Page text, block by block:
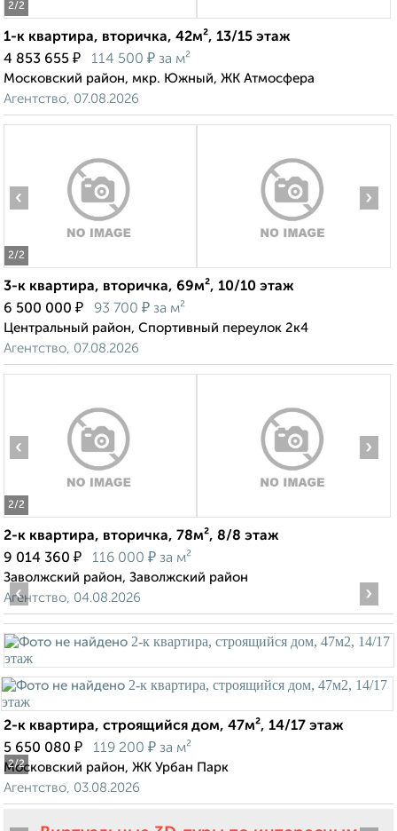
2/2
1-к квартира, вторичка, 42м², 13/15 этаж
4 853 655 ₽ 114 500 ₽ за м²
Московский район, мкр. Южный, ЖК Атмосфера
Агентство, 07.08.2026
2/2
‹ ›
3-к квартира, вторичка, 69м², 10/10 этаж
6 500 000 ₽ 93 700 ₽ за м²
Центральный район, Спортивный переулок 2к4
Агентство, 07.08.2026
2/2
‹ ›
2-к квартира, вторичка, 78м², 8/8 этаж
9 014 360 ₽ 116 000 ₽ за м²
Заволжский район, Заволжский район
Агентство, 04.08.2026
2/2
‹ ›
2-к квартира, строящийся дом, 47м², 14/17 этаж
5 650 080 ₽ 119 200 ₽ за м²
Московский район, ЖК Урбан Парк
Агентство, 03.08.2026